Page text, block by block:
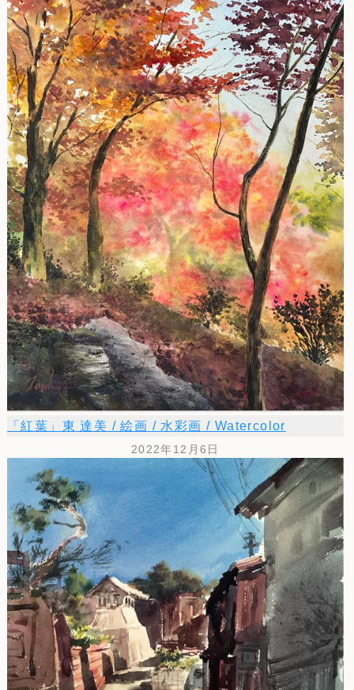
「紅葉」東 達美 / 絵画 / 水彩画 / Watercolor
2022年12月6日